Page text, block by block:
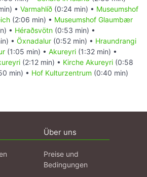
• Varmahlíð (0:24 min) • Museumshof
(2:06 min) • Museumshof Glaumbær
• Héraðsvötn (0:53 min) •
• Öxnadalur (0:52 min) • Hraundrangi
(1:05 min) • Akureyri (1:32 min) •
(2:12 min) • Kirche Akureyri (0:58
min) • Hof Kulturzentrum (0:40 min)
Über uns
Preise und
Bedingungen